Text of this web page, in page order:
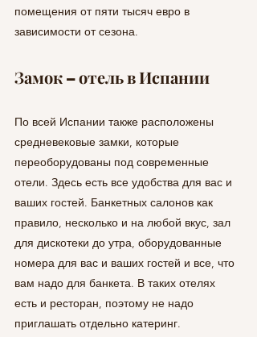
помещения от пяти тысяч евро в
зависимости от сезона.
Замок – отель в Испании
По всей Испании также расположены
средневековые замки, которые
переоборудованы под современные
отели. Здесь есть все удобства для вас и
ваших гостей. Банкетных салонов как
правило, несколько и на любой вкус, зал
для дискотеки до утра, оборудованные
номера для вас и ваших гостей и все, что
вам надо для банкета. В таких отелях
есть и ресторан, поэтому не надо
приглашать отдельно катеринг.